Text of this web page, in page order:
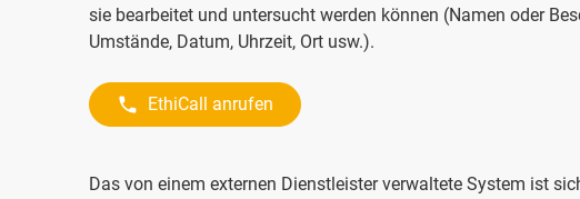
sie bearbeitet und untersucht werden können (Namen oder
Umstände, Datum, Uhrzeit, Ort usw.).
EthiCall anrufen
Das von einem externen Dienstleister verwaltete System ist